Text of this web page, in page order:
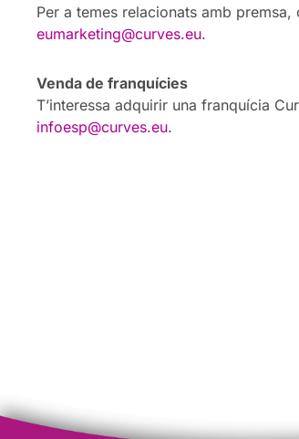
Per a temes relacionats amb
eumarketing@curves.eu.
Venda de franquícies
T’interessa adquirir una franquícia
infoesp@curves.eu.